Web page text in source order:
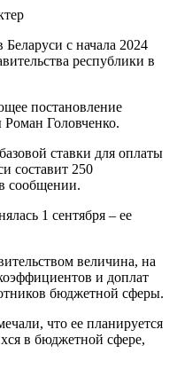
Беларуси с начала 2024
республики в
постановление
Головченко.
ставки для оплаты
составит 250
сообщении.
1 сентября – ее
величина, на
и доплат
бюджетной сферы.
что ее планируется
в бюджетной сфере,